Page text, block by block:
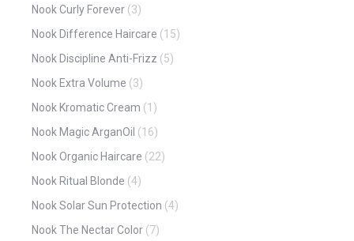
Nook Curly Forever (3)
Nook Difference Haircare (15)
Nook Discipline Anti-Frizz (5)
Nook Extra Volume (3)
Nook Kromatic Cream (1)
Nook Magic ArganOil (16)
Nook Organic Haircare (22)
Nook Ritual Blonde (4)
Nook Solar Sun Protection (4)
Nook The Nectar Color (7)